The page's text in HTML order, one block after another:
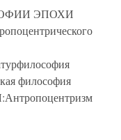
ЭПОХИ
философия